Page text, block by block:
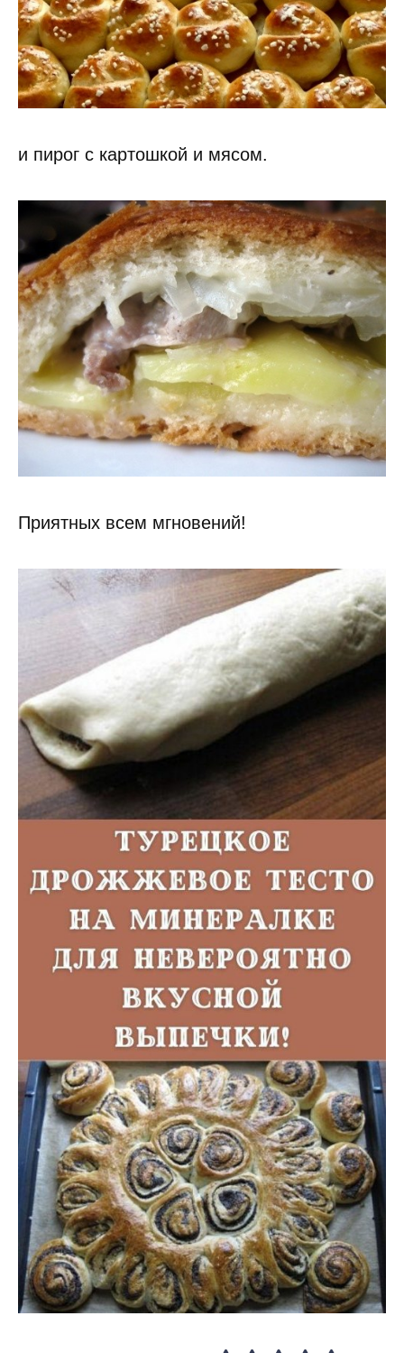
и пирог с картошкой и мясом.
Приятных всем мгновений!